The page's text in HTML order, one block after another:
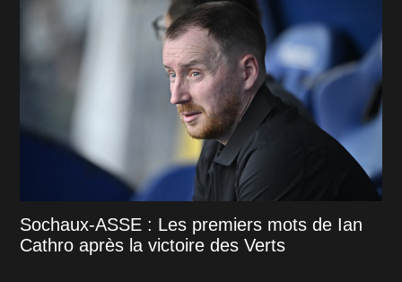
Sochaux-ASSE : Les premiers mots de Ian
Cathro après la victoire des Verts